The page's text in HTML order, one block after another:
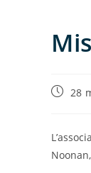
28